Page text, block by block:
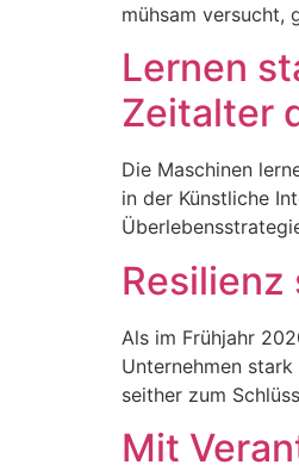
mühsam versucht,
Lernen
Zeitalter
Die Maschinen
in der Künstliche
Als im Frühjahr
Unternehmen
seither zum
Mit